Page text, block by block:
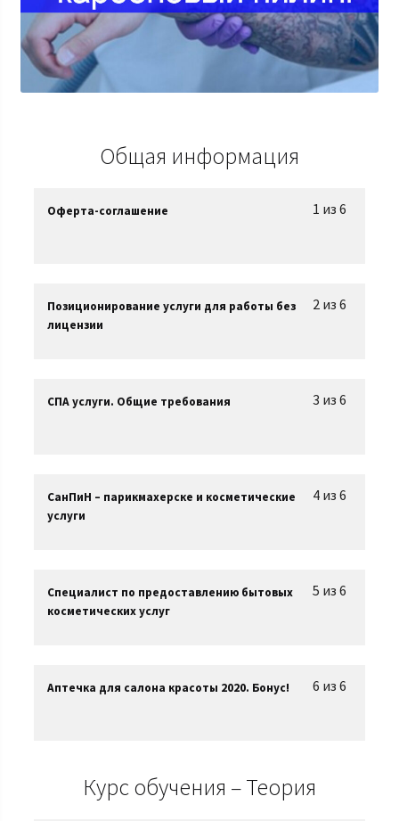
Общая информация
1 из 6
Оферта-соглашение
2 из 6
Позиционирование услуги для работы без
лицензии
3 из 6
СПА услуги. Общие требования
4 из 6
СанПиН – парикмахерске и косметические
услуги
5 из 6
Специалист по предоставлению бытовых
косметических услуг
6 из 6
Аптечка для салона красоты 2020. Бонус!
Курс обучения – Теория